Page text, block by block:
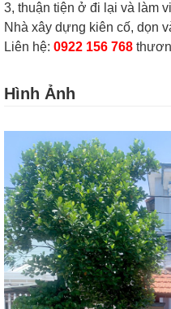
3, thuận tiện ở đi lại và làm
Nhà xây dựng kiên cố, dọn
Liên hệ: 0922 156 768
Hình Ảnh